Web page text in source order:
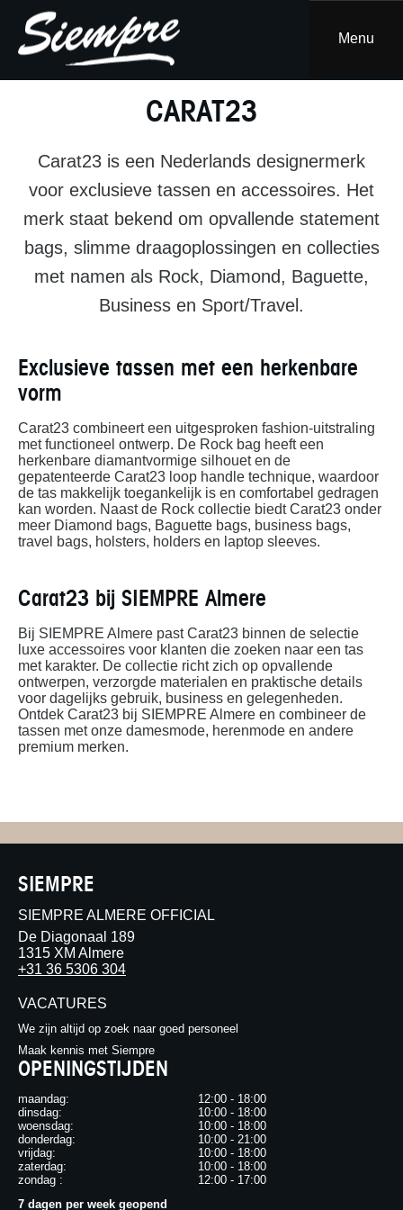
Skip
to
content
Menu
CARAT23
Carat23 is een Nederlands designermerk
voor exclusieve tassen en accessoires. Het
merk staat bekend om opvallende statement
bags, slimme draagoplossingen en collecties
met namen als Rock, Diamond, Baguette,
Business en Sport/Travel.
Exclusieve tassen met een herkenbare
vorm
Carat23 combineert een uitgesproken fashion-uitstraling
met functioneel ontwerp. De Rock bag heeft een
herkenbare diamantvormige silhouet en de
gepatenteerde Carat23 loop handle technique, waardoor
de tas makkelijk toegankelijk is en comfortabel gedragen
kan worden. Naast de Rock collectie biedt Carat23 onder
meer Diamond bags, Baguette bags, business bags,
travel bags, holsters, holders en laptop sleeves.
Carat23 bij SIEMPRE Almere
Bij SIEMPRE Almere past Carat23 binnen de selectie
luxe accessoires voor klanten die zoeken naar een tas
met karakter. De collectie richt zich op opvallende
ontwerpen, verzorgde materialen en praktische details
voor dagelijks gebruik, business en gelegenheden.
Ontdek Carat23 bij SIEMPRE Almere en combineer de
tassen met onze damesmode, herenmode en andere
premium merken.
SIEMPRE
SIEMPRE ALMERE OFFICIAL
De Diagonaal 189
1315 XM Almere
+31 36 5306 304
VACATURES
We zijn altijd op zoek naar goed personeel
Maak kennis met Siempre
OPENINGSTIJDEN
maandag:
12:00 - 18:00
dinsdag:
10:00 - 18:00
woensdag:
10:00 - 18:00
donderdag:
10:00 - 21:00
vrijdag:
10:00 - 18:00
zaterdag:
10:00 - 18:00
zondag :
12:00 - 17:00
7 dagen per week geopend